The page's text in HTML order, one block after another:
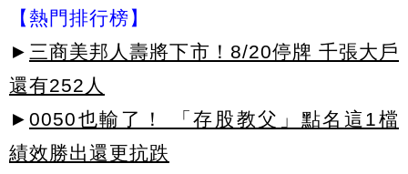
【熱門排行榜】
► 三商美邦人壽將下市！8/20停牌 千張大戶
還有252人
► 0050也輸了！ 「存股教父」點名這1檔
績效勝出還更抗跌